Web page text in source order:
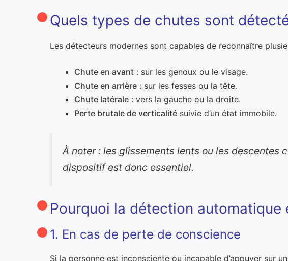
Quels types de chutes sont
Les détecteurs modernes sont capables de reconnaître
Chute en avant : sur les genoux ou le visage.
Chute en arrière : sur les fesses ou la tête.
Chute latérale : vers la gauche ou la droite.
Perte brutale de verticalité suivie d’un état immobile.
À noter : les glissements lents ou les descentes
dispositif est donc essentiel.
Pourquoi la détection automatique
1. En cas de perte de conscience
Si la personne est inconsciente ou incapable d’appuyer sur